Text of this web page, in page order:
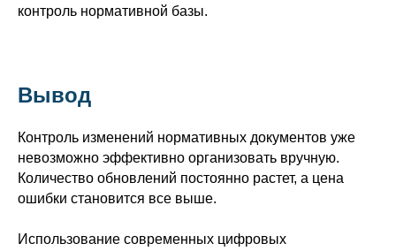
контроль нормативной базы.
Вывод
Контроль изменений нормативных документов уже
невозможно эффективно организовать вручную.
Количество обновлений постоянно растет, а цена
ошибки становится все выше.
Использование современных цифровых